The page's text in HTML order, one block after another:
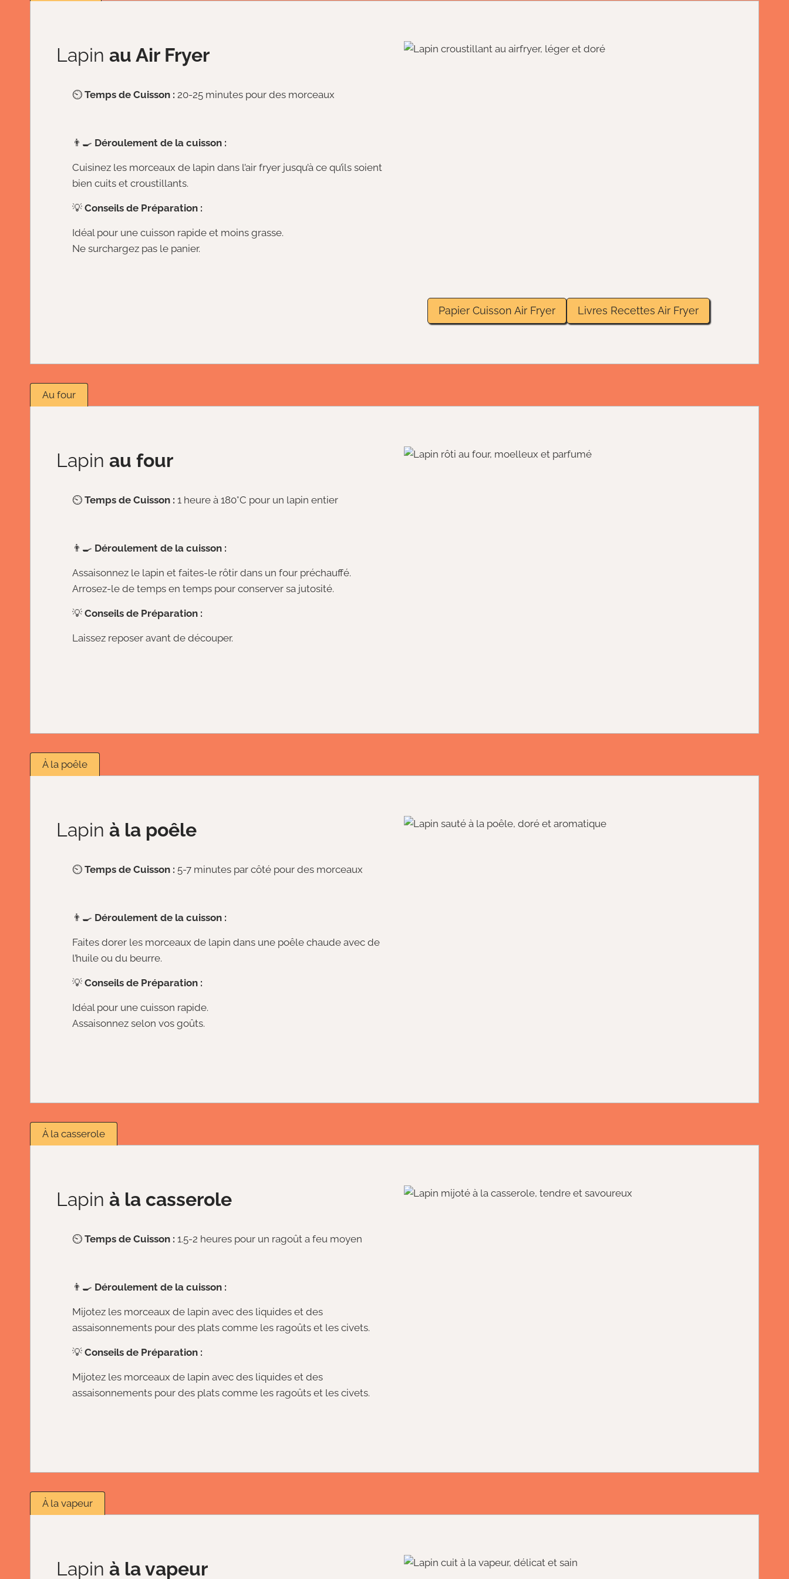
Lapin au Air Fryer
⏲️ Temps de Cuisson : 20-25 minutes pour des morceaux
👨‍🍳 Déroulement de la cuisson :
Cuisinez les morceaux de lapin dans l’air fryer jusqu’à ce qu’ils soient
bien cuits et croustillants.
💡 Conseils de Préparation :
Idéal pour une cuisson rapide et moins grasse.
Ne surchargez pas le panier.
Papier Cuisson Air Fryer Livres Recettes Air Fryer
Au four
Lapin au four
⏲️ Temps de Cuisson : 1 heure à 180°C pour un lapin entier
👨‍🍳 Déroulement de la cuisson :
Assaisonnez le lapin et faites-le rôtir dans un four préchauffé.
Arrosez-le de temps en temps pour conserver sa jutosité.
💡 Conseils de Préparation :
Laissez reposer avant de découper.
À la poêle
Lapin à la poêle
⏲️ Temps de Cuisson : 5-7 minutes par côté pour des morceaux
👨‍🍳 Déroulement de la cuisson :
Faites dorer les morceaux de lapin dans une poêle chaude avec de
l’huile ou du beurre.
💡 Conseils de Préparation :
Idéal pour une cuisson rapide.
Assaisonnez selon vos goûts.
À la casserole
Lapin à la casserole
⏲️ Temps de Cuisson : 1.5-2 heures pour un ragoût a feu moyen
👨‍🍳 Déroulement de la cuisson :
Mijotez les morceaux de lapin avec des liquides et des
assaisonnements pour des plats comme les ragoûts et les civets.
💡 Conseils de Préparation :
Mijotez les morceaux de lapin avec des liquides et des
assaisonnements pour des plats comme les ragoûts et les civets.
À la vapeur
Lapin à la vapeur